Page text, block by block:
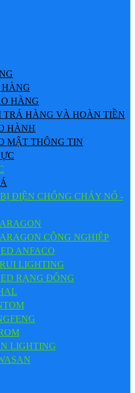
HÀNG
TRẢ HÀNG VÀ HOÀN TIỀN
HÀNH
MẬT THÔNG TIN
ĐIỆN CHỐNG CHÁY NỔ -
CÔNG NGHIỆP
ANFACO
LIGHTING
RẠNG ĐÔNG
LIGHTING